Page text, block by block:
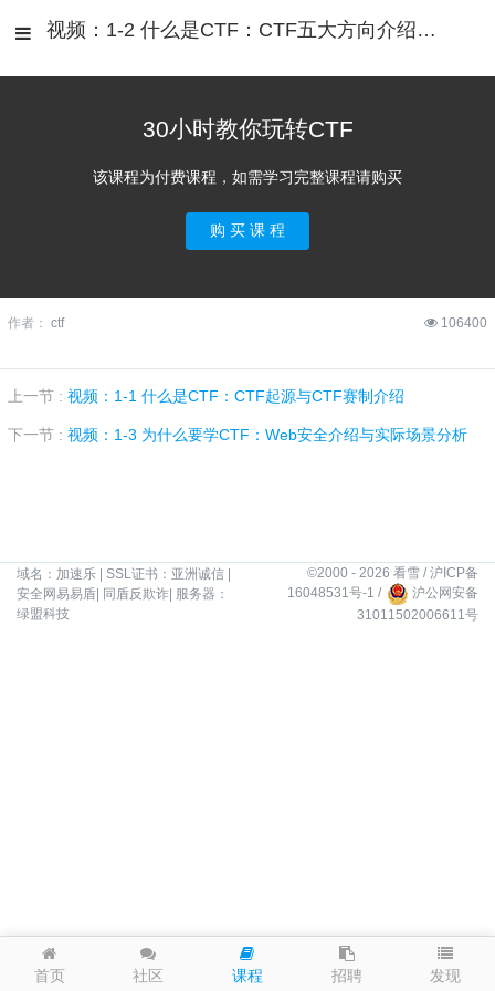
首页 社区 课程 招聘 发现
视频：1-2 什么是CTF：CTF五大方向介绍与对比
30小时教你玩转CTF
该课程为付费课程，如需学习完整课程请购买
购 买 课 程
作者： ctf 106400
上一节 : 视频：1-1 什么是CTF：CTF起源与CTF赛制介绍
下一节 : 视频：1-3 为什么要学CTF：Web安全介绍与实际场景分析
域名： 加速乐 | SSL证书： 亚洲诚信 |
安全网易易盾| 同盾反欺诈| 服务器：
绿盟科技
©2000 - 2026 看雪 / 沪ICP备
16048531号-1 /
沪公网安备
31011502006611号